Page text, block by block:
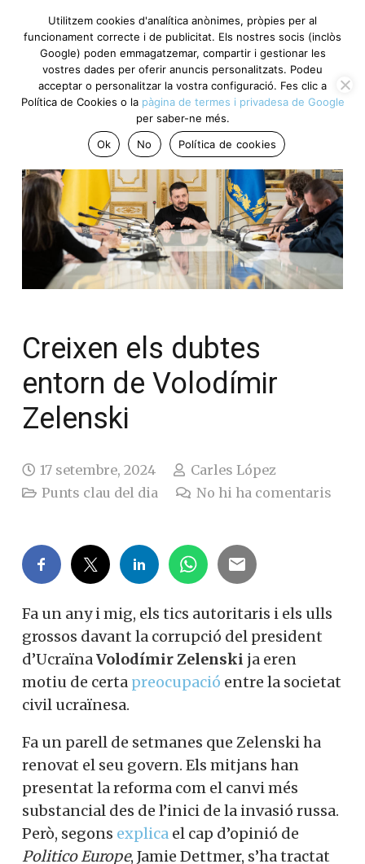
Creixen els dubtes
entorn de Volodímir
Zelenski
17 setembre, 2024
Carles López
Punts clau del dia
No hi ha comentaris
Fa un any i mig, els tics autoritaris i els ulls
grossos davant la corrupció del president
d’UcraïnaVolodímir Zelenski ja eren
motiu de certa preocupació entre la societat
civil ucraïnesa.
Fa un parell de setmanes que Zelenski ha
renovat el seu govern. Els mitjans han
presentat la reforma com el canvi més
substancial des de l’inici de la invasió russa.
Però, segons explica el cap d’opinió de
Politico Europe, Jamie Dettmer, s’ha tractat
Utilitzem cookies d'analítica anònimes, pròpies per al
funcionament correcte i de publicitat. Els nostres socis (inclòs
Google) poden emmagatzemar, compartir i gestionar les
vostres dades per oferir anuncis personalitzats. Podeu
acceptar o personalitzar la vostra configuració. Fes clic a
Política de Cookies o la pàgina de termes i privadesa de Google
per saber-ne més.
Ok
No Política de cookies